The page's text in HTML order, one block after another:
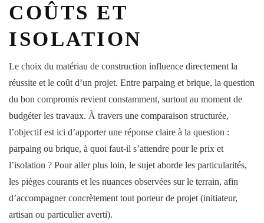
COÛTS ET
ISOLATION
Le choix du matériau de construction influence directement la
réussite et le coût d’un projet. Entre parpaing et brique, la question
du bon compromis revient constamment, surtout au moment de
budgéter les travaux. À travers une comparaison structurée,
l’objectif est ici d’apporter une réponse claire à la question :
parpaing ou brique, à quoi faut-il s’attendre pour le prix et
l’isolation ? Pour aller plus loin, le sujet aborde les particularités,
les pièges courants et les nuances observées sur le terrain, afin
d’accompagner concrètement tout porteur de projet (initiateur,
artisan ou particulier averti).